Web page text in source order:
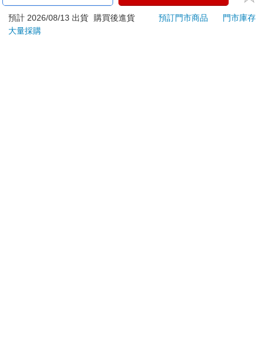
若非上列種類商品，均享有到貨7天的猶豫期（含例假
日）。
預計 2026/08/13 出貨 購買後進貨 預訂門市商品
門市庫存
大量採購